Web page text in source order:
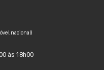
nacional)
às 18h00